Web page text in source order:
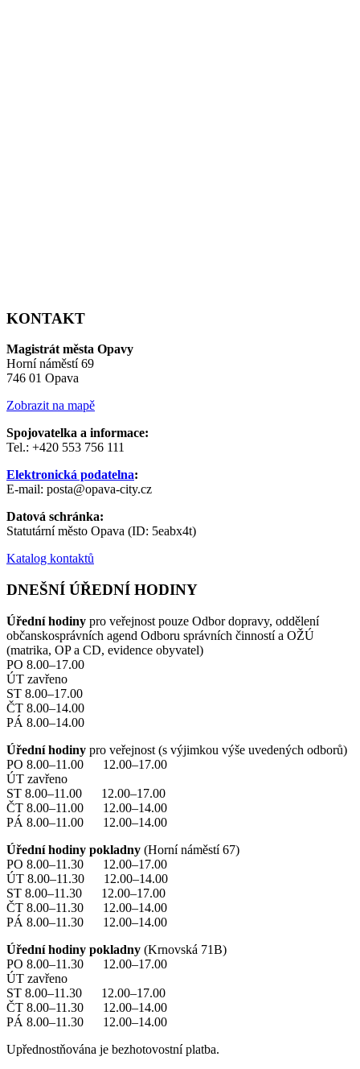
KONTAKT
Magistrát města Opavy
Horní náměstí 69
746 01 Opava
Zobrazit na mapě
Spojovatelka a informace:
Tel.: +420 553 756 111
Elektronická podatelna:
E-mail: posta@opava-city.cz
Datová schránka:
Statutární město Opava (ID: 5eabx4t)
Katalog kontaktů
DNEŠNÍ ÚŘEDNÍ HODINY
Úřední hodiny pro veřejnost pouze Odbor dopravy, oddělení
občanskosprávních agend Odboru správních činností a OŽÚ
(matrika, OP a CD, evidence obyvatel)
PO 8.00–17.00
ÚT zavřeno
ST 8.00–17.00
ČT 8.00–14.00
PÁ 8.00–14.00
Úřední hodiny pro veřejnost (s výjimkou výše uvedených odborů)
PO 8.00–11.00 12.00–17.00
ÚT zavřeno
ST 8.00–11.00 12.00–17.00
ČT 8.00–11.00 12.00–14.00
PÁ 8.00–11.00 12.00–14.00
Úřední hodiny pokladny (Horní náměstí 67)
PO 8.00–11.30 12.00–17.00
ÚT 8.00–11.30 12.00–14.00
ST 8.00–11.30 12.00–17.00
ČT 8.00–11.30 12.00–14.00
PÁ 8.00–11.30 12.00–14.00
Úřední hodiny pokladny (Krnovská 71B)
PO 8.00–11.30 12.00–17.00
ÚT zavřeno
ST 8.00–11.30 12.00–17.00
ČT 8.00–11.30 12.00–14.00
PÁ 8.00–11.30 12.00–14.00
Upřednostňována je bezhotovostní platba.